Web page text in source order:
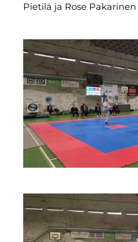
Pietilä ja Rose Pakarinen